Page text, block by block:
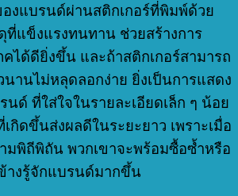
งแบรนด์ผ่านสติกเกอร์ที่พิมพ์ด้วย
แข็งแรงทนทาน ช่วยสร้างการ
ได้ดียิ่งขึ้น และถ้าสติกเกอร์สามารถ
นานไม่หลุดลอกง่าย ยิ่งเป็นการแสดง
ด์ ที่ใส่ใจในรายละเอียดเล็ก ๆ น้อย
กิดขึ้นส่งผลดีในระยะยาว เพราะเมื่อ
มพิถีพิถัน พวกเขาจะพร้อมซื้อซ้ำหรือ
างรู้จักแบรนด์มากขึ้น